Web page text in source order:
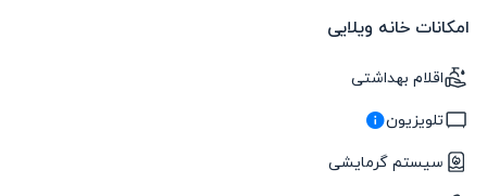
امکانات خانه ویلایی
اقلام بهداشتی
تلویزیون
سیستم گرمایشی